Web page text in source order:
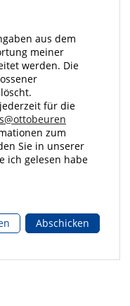
aus dem
meiner
werden. Die
für die
zum
Sie in unserer
ich gelesen habe
Abschicken